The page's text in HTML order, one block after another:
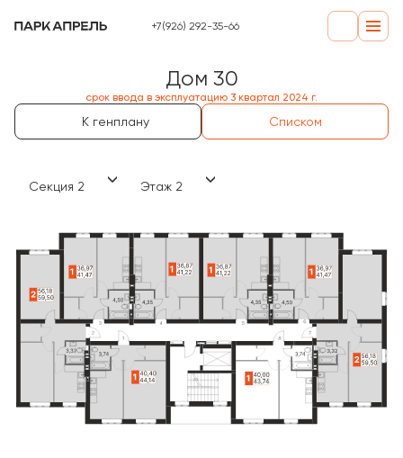
+7(926) 292-35-66
К генплану
Дом 30
срок ввода в эксплуатацию 3 квартал 2024 г.
Списком
Секция 2 Этаж 2